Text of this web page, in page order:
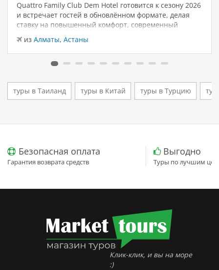
Quattro Family Club Dem Hotel готовится к сезону 2026
и встречает гостей в обновлённом формате, делая
ставку на повышенный комфорт, современный
дизайн и атмосферу спокойного семейного отдыха у
моря. Отель остаётся популярным выбором для тех,
кто ищет семейный отель в…
из Алматы, Астаны
туры в Таиланд туры в Китай туры в Турцию
Безопасная оплата
Гарантия возврата средств
Выгодно
Туры по лучшим
Клик-клик, и вы на море
:)